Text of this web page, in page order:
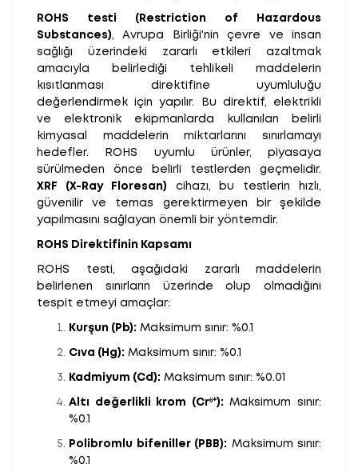
ROHS testi (Restriction of Hazardous
Substances), Avrupa Birliği'nin çevre ve insan
sağlığı üzerindeki zararlı etkileri azaltmak
amacıyla belirlediği tehlikeli maddelerin
kısıtlanması direktifine uyumluluğu
değerlendirmek için yapılır. Bu direktif, elektrikli
ve elektronik ekipmanlarda kullanılan belirli
kimyasal maddelerin miktarlarını sınırlamayı
hedefler. ROHS uyumlu ürünler, piyasaya
sürülmeden önce belirli testlerden geçmelidir.
XRF (X-Ray Floresan) cihazı, bu testlerin hızlı,
güvenilir ve temas gerektirmeyen bir şekilde
yapılmasını sağlayan önemli bir yöntemdir.
ROHS Direktifinin Kapsamı
ROHS testi, aşağıdaki zararlı maddelerin
belirlenen sınırların üzerinde olup olmadığını
tespit etmeyi amaçlar:
Kurşun (Pb): Maksimum sınır: %0.1
Cıva (Hg): Maksimum sınır: %0.1
Kadmiyum (Cd): Maksimum sınır: %0.01
Altı değerlikli krom (Cr⁶⁺): Maksimum sınır:
%0.1
Polibromlu bifeniller (PBB): Maksimum sınır:
%0.1